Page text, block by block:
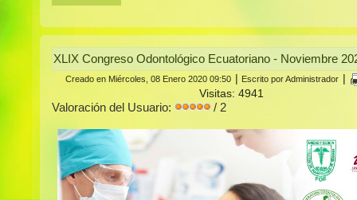
XLIX Congreso Odontológico Ecuatoriano - Noviembre
Creado en Miércoles, 08 Enero 2020 09:50 Escrito por Administrador
Visitas: 4941
Valoración del Usuario: / 2